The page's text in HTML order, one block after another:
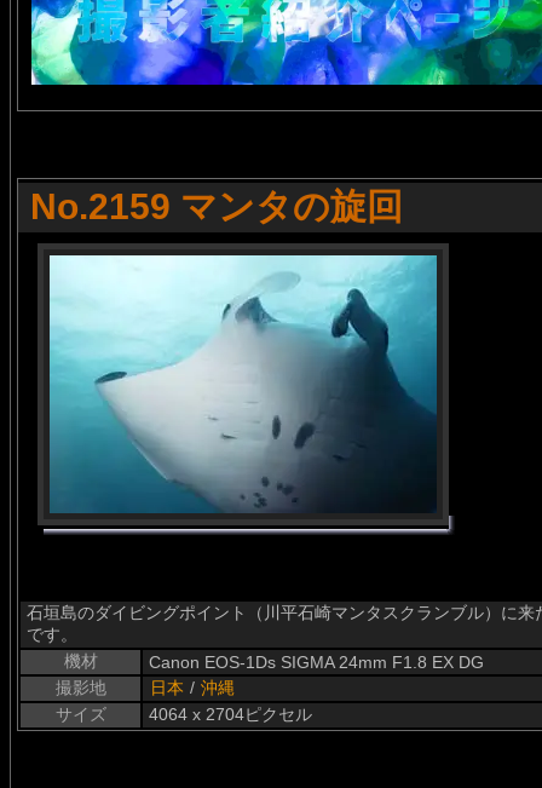
No.2159 マンタの旋回
石垣島のダイビングポイント（川平石崎マンタスクランブル）に
です。
機材
Canon EOS-1Ds SIGMA 24mm F1.8 EX DG
撮影地
日本 / 沖縄
サイズ
4064 x 2704ピクセル